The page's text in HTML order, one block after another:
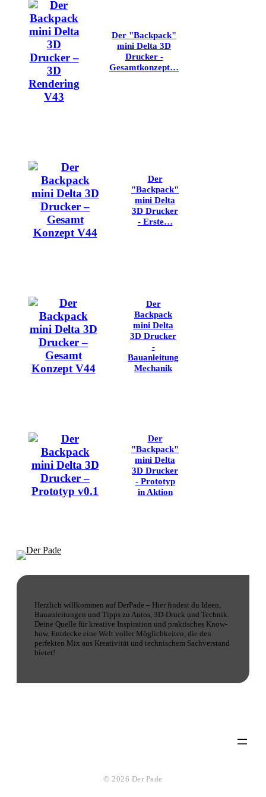
Der "Backpack"
mini Delta 3D
Drucker -
Gesamtkonzept…
Der
"Backpack"
mini Delta
3D Drucker
- Erste…
Der
Backpack
mini Delta
3D Drucker
-
Bauanleitung
Mechanik
Der
"Backpack"
mini Delta
3D Drucker
- Prototyp
in Aktion
Herzlich willkommen auf DerPade – Hier findest du Ideen,
Bauanleitungen und Tipps zu Autos, 3D-Druck und Technik.
Deine Quelle für kreative Inspiration und praktisches Know-
how. Entdecke eine Welt voller Möglichkeiten, die den
perfekten Mix aus Kreativität und technischem Sachverstand
bietet!
© 2026 Der Pade